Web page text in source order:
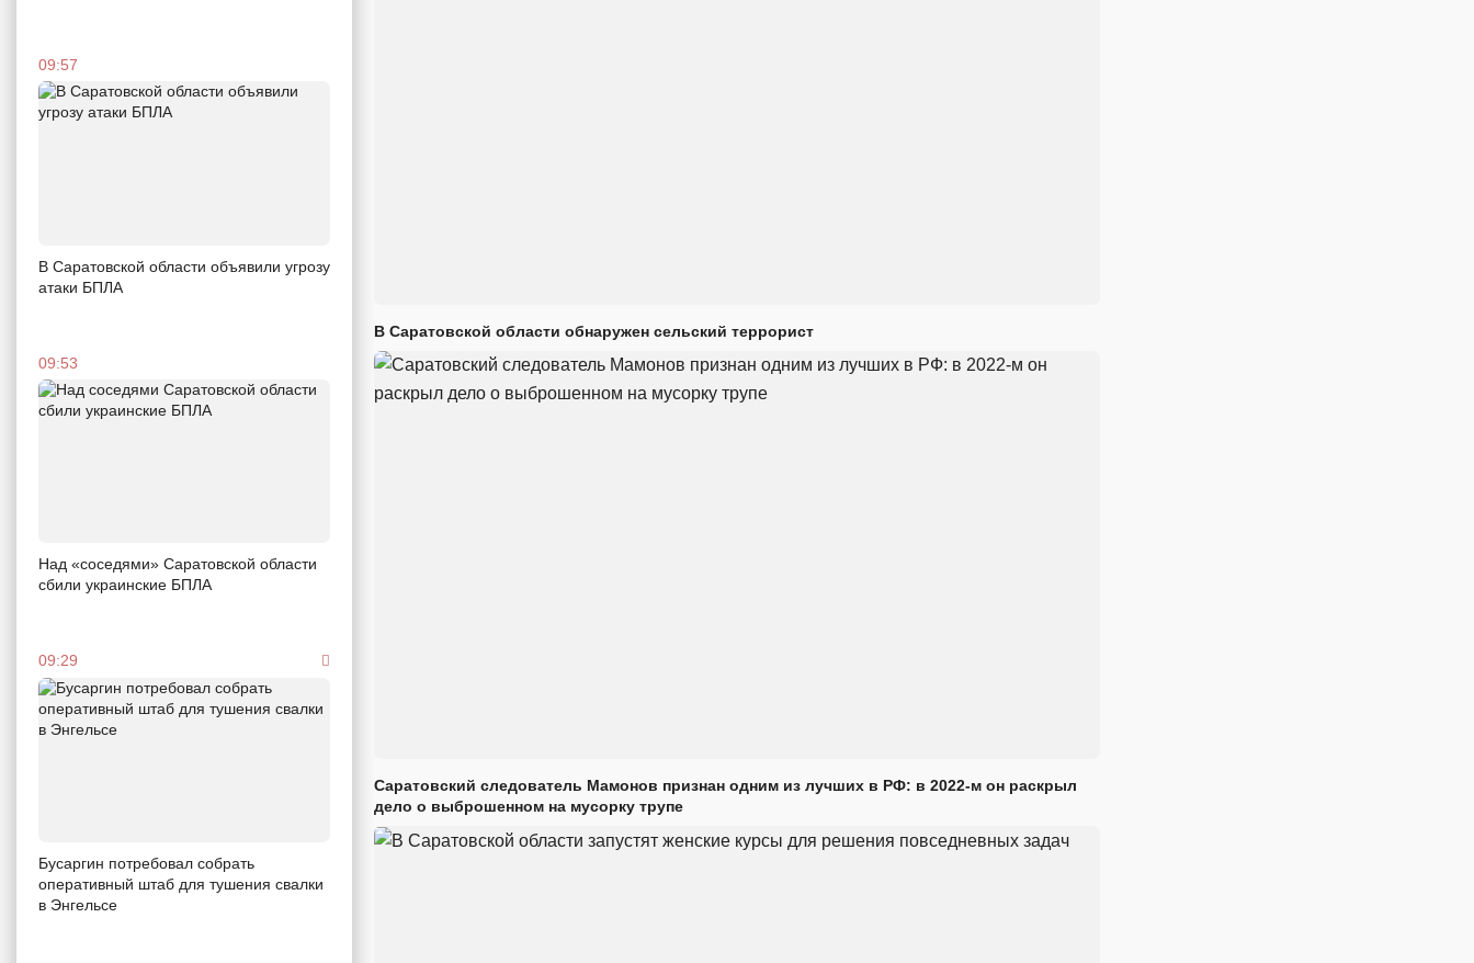
09:57
В Саратовской области объявили угрозу
атаки БПЛА
09:53
Над «соседями» Саратовской области
сбили украинские БПЛА
09:29
Бусаргин потребовал собрать
оперативный штаб для тушения свалки
в Энгельсе
В Саратовской области обнаружен сельский террорист
Саратовский следователь Мамонов признан одним из лучших в РФ: в 2022-м он раскрыл
дело о выброшенном на мусорку трупе